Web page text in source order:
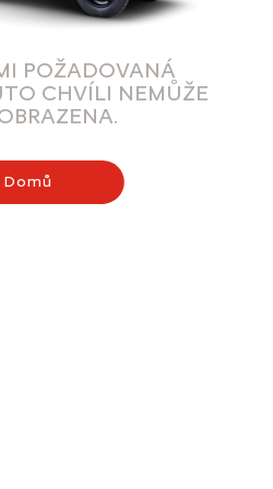
POŽADOVANÁ
CHVÍLI NEMŮŽE
Domů